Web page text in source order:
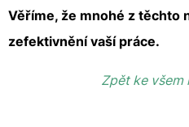
Věříme, že mnohé z těchto
zefektivnění vaší práce.
Zpět ke všem